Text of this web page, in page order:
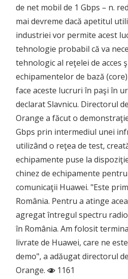
de net mobil de 1 Gbps – n.
mai devreme dacă apetitul
industriei vor permite acest
tehnologie probabil că va
tehnologic al reţelei de acces
echipamentelor de bază
face aceste lucruri în paşi în
declarat Slavnicu. Directorul
Orange a făcut o
Gbps prin intermediul unei
utilizând o reţea de test,
echipamente puse la
chinez de echipamente
comunicaţii Huawei. "Este
România. Pentru a atinge
agregat întregul spectru
în România. Am folosit
livrate de Huawei, care ne
demo", a adăugat directorul
Orange.
1161